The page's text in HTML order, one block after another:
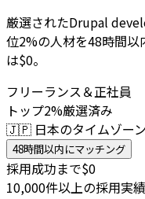
厳選されたDrupal
位2%の人材を48時間以
は$0。
フリーランス＆正社員
トップ2%厳選済み
🇯🇵 日本のタイムゾー
48時間以内にマッチング
採用成功まで$0
10,000件以上の採用実績